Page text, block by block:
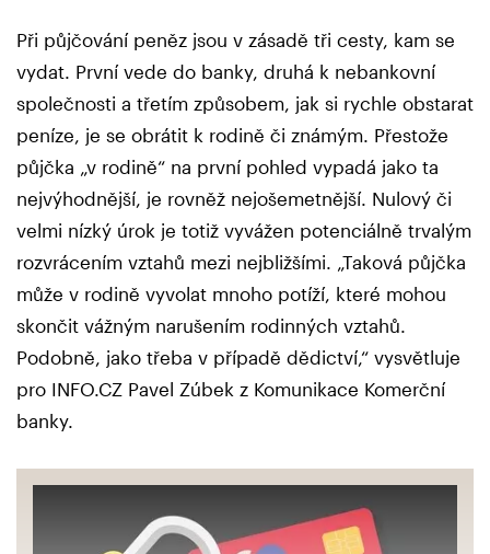
Při půjčování peněz jsou v zásadě tři cesty, kam se
vydat. První vede do banky, druhá k nebankovní
společnosti a třetím způsobem, jak si rychle obstarat
peníze, je se obrátit k rodině či známým. Přestože
půjčka „v rodině“ na první pohled vypadá jako ta
nejvýhodnější, je rovněž nejošemetnější. Nulový či
velmi nízký úrok je totiž vyvážen potenciálně trvalým
rozvrácením vztahů mezi nejbližšími. „Taková půjčka
může v rodině vyvolat mnoho potíží, které mohou
skončit vážným narušením rodinných vztahů.
Podobně, jako třeba v případě dědictví,“ vysvětluje
pro INFO.CZ Pavel Zúbek z Komunikace Komerční
banky.